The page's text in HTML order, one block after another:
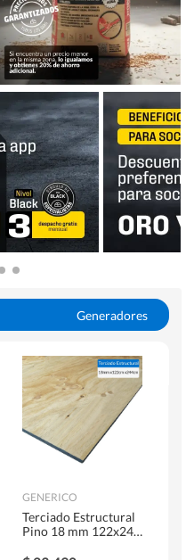
Generadores
Sierras Circulares
GENERICO
Terciado Estructural
Pino 18 mm 122x244